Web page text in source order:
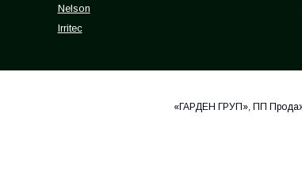
Nelson
Irritec